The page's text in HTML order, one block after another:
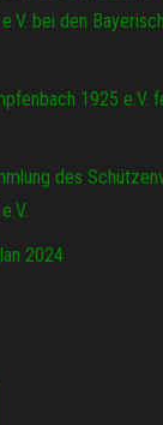
bei den
1925 e.V.
des
2024